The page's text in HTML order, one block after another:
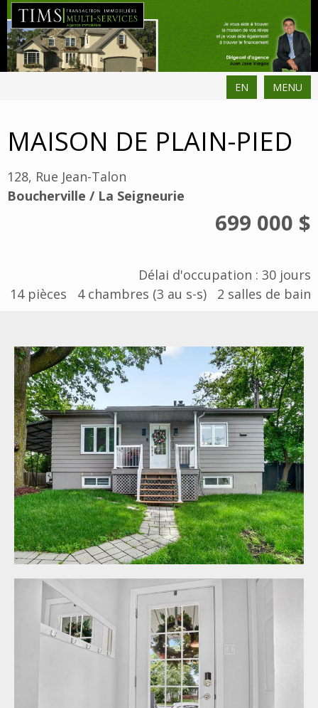
EN MENU
MAISON DE PLAIN-PIED
128, Rue Jean-Talon
Boucherville / La Seigneurie
699 000 $
Délai d'occupation : 30 jours
14pièces 4chambres (3 au s-s) 2 salles de bain